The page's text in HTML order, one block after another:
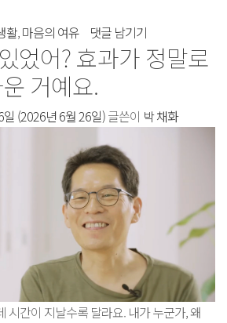
활,마음의 여유
이제
어떤
상황이
와도
마음에
생겼어요에
댓글 남기기
었어? 효과가 정말로
거예요.
(2026년 6월 26일)글쓴이 박 채화
시간이 지날수록 달라요. 내가 누군가, 왜